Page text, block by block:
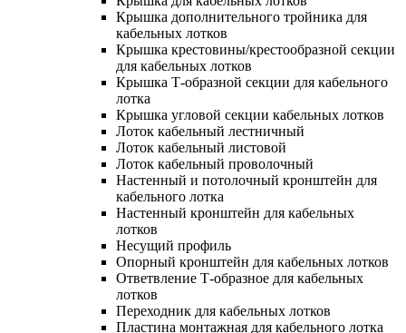
Крышка дополнительного тройника для
кабельных лотков
Крышка крестовины/крестообразной секции
для кабельных лотков
Крышка Т-образной секции для кабельного
лотка
Крышка угловой секции кабельных лотков
Лоток кабельный лестничный
Лоток кабельный листовой
Лоток кабельный проволочный
Настенный и потолочный кронштейн для
кабельного лотка
Настенный кронштейн для кабельных
лотков
Несущий профиль
Опорный кронштейн для кабельных лотков
Ответвление Т-образное для кабельных
лотков
Переходник для кабельных лотков
Пластина монтажная для кабельного лотка